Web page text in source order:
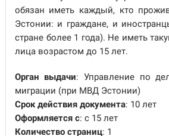
обязан иметь каждый, кто
Эстонии: и граждане, и
стране более 1 года). Не иметь
лица возрастом до 15 лет.
Орган выдачи: Управление по
миграции (при МВД Эстонии)
Срок действия документа: 10 лет
Оформляется с: с 15 лет
Количество страниц: 1